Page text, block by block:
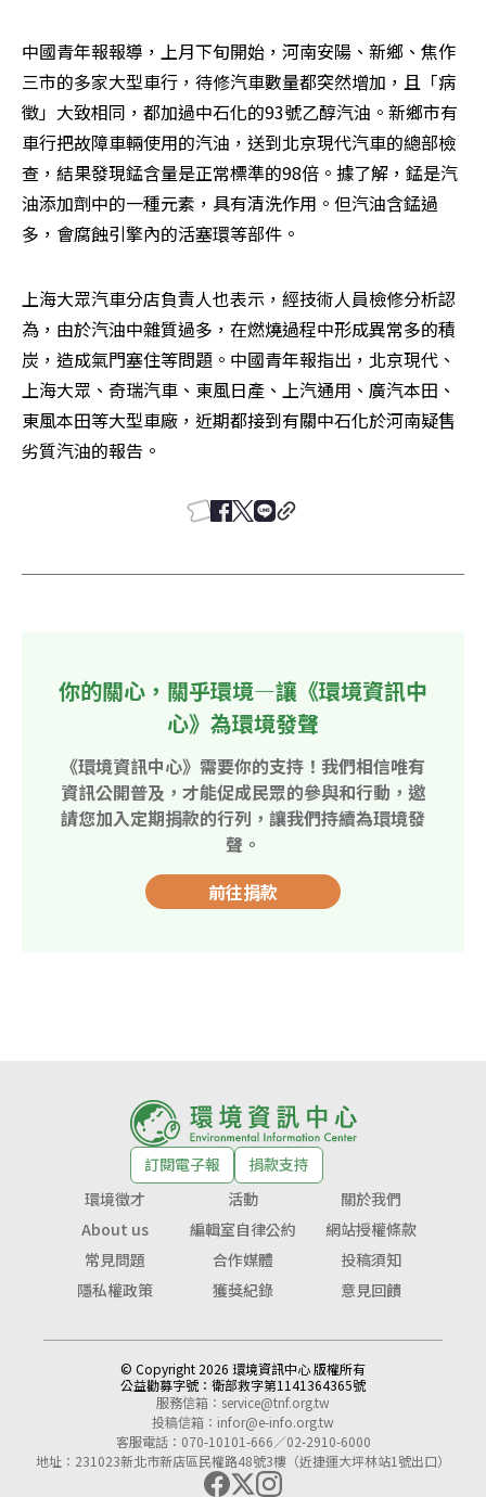
中國青年報報導，上月下旬開始，河南安陽、新鄉、焦作
三市的多家大型車行，待修汽車數量都突然增加，且「病
徵」大致相同，都加過中石化的93號乙醇汽油。新鄉市有
車行把故障車輛使用的汽油，送到北京現代汽車的總部檢
查，結果發現錳含量是正常標準的98倍。據了解，錳是汽
油添加劑中的一種元素，具有清洗作用。但汽油含錳過
多，會腐蝕引擎內的活塞環等部件。
上海大眾汽車分店負責人也表示，經技術人員檢修分析認
為，由於汽油中雜質過多，在燃燒過程中形成異常多的積
炭，造成氣門塞住等問題。中國青年報指出，北京現代、
上海大眾、奇瑞汽車、東風日產、上汽通用、廣汽本田、
東風本田等大型車廠，近期都接到有關中石化於河南疑售
劣質汽油的報告。
你的關心，關乎環境—讓《環境資訊中
心》為環境發聲
《環境資訊中心》需要你的支持！我們相信唯有
資訊公開普及，才能促成民眾的參與和行動，邀
請您加入定期捐款的行列，讓我們持續為環境發
聲。
前往捐款
訂閱電子報
捐款支持
環境徵才
活動
關於我們
About us
編輯室自律公約
網站授權條款
常見問題
合作媒體
投稿須知
隱私權政策
獲獎紀錄 意見回饋
© Copyright 2026 環境資訊中心 版權所有
公益勸募字號： 衛部救字第1141364365號
服務信箱： service@tnf.org.tw
投稿信箱： infor@e-info.org.tw
客服電話：070-10101-666／02-2910-6000
地址：231023新北市新店區民權路48號3樓（近捷運大坪林站1號出口）